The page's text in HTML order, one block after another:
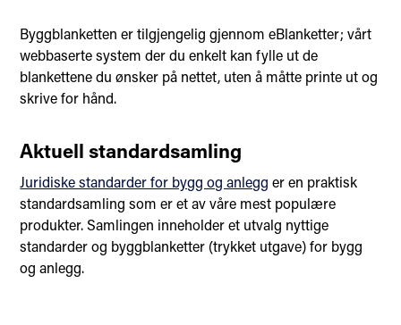
Byggblanketten er tilgjengelig gjennom eBlanketter; vårt
webbaserte system der du enkelt kan fylle ut de
blankettene du ønsker på nettet, uten å måtte printe ut og
skrive for hånd.
Aktuell standardsamling
Juridiske standarder for bygg og anlegg er en praktisk
standardsamling som er et av våre mest populære
produkter. Samlingen inneholder et utvalg nyttige
standarder og byggblanketter (trykket utgave) for bygg
og anlegg.